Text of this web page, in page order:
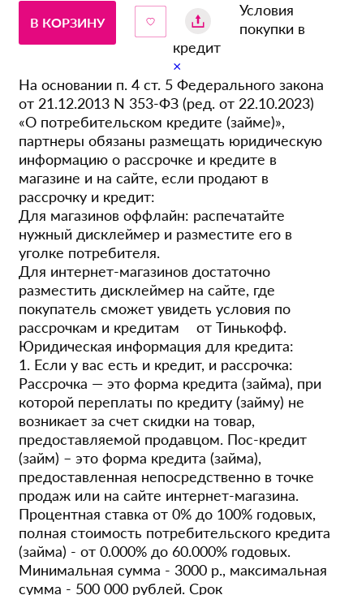
В КОРЗИНУ
Условия
покупки в
кредит
×
На основании п. 4 ст. 5 Федерального закона
от 21.12.2013 N 353-ФЗ (ред. от 22.10.2023)
«О потребительском кредите (займе)»,
партнеры обязаны размещать юридическую
информацию о рассрочке и кредите в
магазине и на сайте, если продают в
рассрочку и кредит:
Для магазинов оффлайн: распечатайте
нужный дисклеймер и разместите его в
уголке потребителя.
Для интернет-магазинов достаточно
разместить дисклеймер на сайте, где
покупатель сможет увидеть условия по
рассрочкам и кредитам от Тинькофф.
Юридическая информация для кредита:
1. Если у вас есть и кредит, и рассрочка:
Рассрочка — это форма кредита (займа), при
которой переплаты по кредиту (займу) не
возникает за счет скидки на товар,
предоставляемой продавцом. Пос-кредит
(займ) – это форма кредита (займа),
предоставленная непосредственно в точке
продаж или на сайте интернет-магазина.
Процентная ставка от 0% до 100% годовых,
полная стоимость потребительского кредита
(займа) - от 0.000% до 60.000% годовых.
Минимальная сумма - 3000 р., максимальная
сумма - 500 000 рублей. Срок